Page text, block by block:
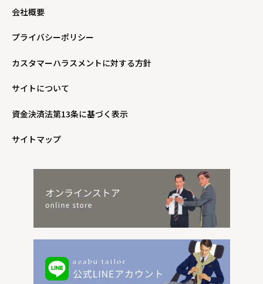
会社概要
プライバシーポリシー
カスタマーハラスメントに対する方針
サイトについて
資金決済法第13条に基づく表示
サイトマップ